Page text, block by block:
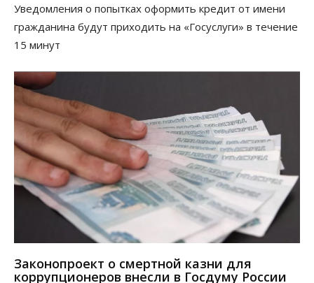
Уведомления о попытках оформить кредит от имени
гражданина будут приходить на «Госуслуги» в течение
15 минут
Законопроект о смертной казни для
коррупционеров внесли в Госдуму России